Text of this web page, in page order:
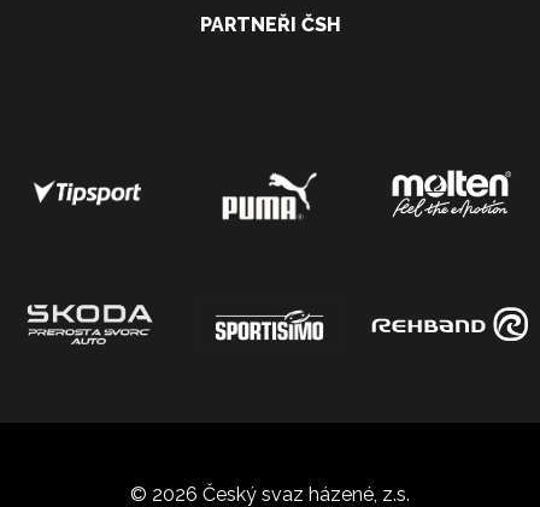
PARTNEŘI ČSH
© 2026 Český svaz házené, z.s.